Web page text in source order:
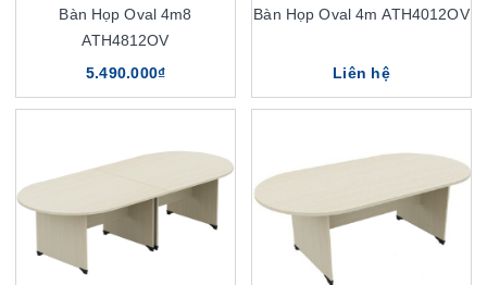
Bàn Họp Oval 4m8
ATH4812OV
5.490.000₫
Bàn Họp Oval 4m ATH4012OV
Liên hệ